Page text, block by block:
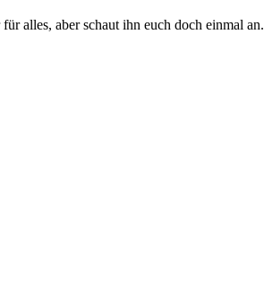
alles, aber schaut ihn euch doch einmal an.